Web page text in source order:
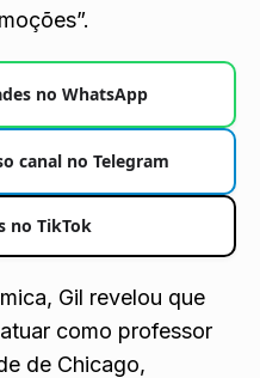
no WhatsApp
canal no Telegram
no TikTok
Gil revelou que
como professor
de Chicago,